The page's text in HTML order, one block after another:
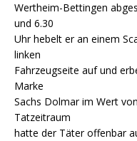
Wertheim-Bettingen
und 6.30
Uhr hebelt er an einem
linken
Fahrzeugseite auf und
Marke
Sachs Dolmar im Wert
Tatzeitraum
hatte der Täter offenbar